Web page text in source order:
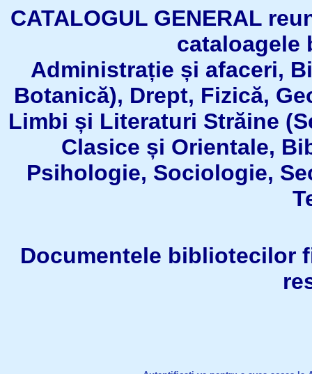
CATALOGUL GENERAL
Administrație și afaceri,
Botanică), Drept, Fizică,
Limbi și Literaturi Străine
Clasice și Orientale,
Psihologie, Sociologie,
Documentele bibliotecilor